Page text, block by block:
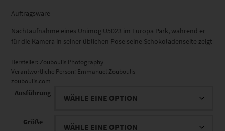
Auftragsware
Nachtaufnahme eines Unimog U5023 im Europa Park, während er
für die Kamera in seiner üblichen Pose seine Schokoladenseite zeigt
Hersteller: Zouboulis Photography
Verantwortliche Person: Emmanuel Zouboulis
zouboulis.com
Ausführung
Größe